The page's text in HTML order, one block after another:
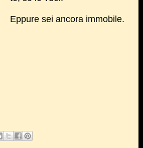
Eppure sei ancora immobile.